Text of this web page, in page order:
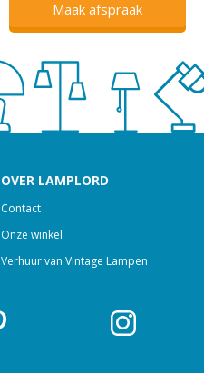
Maak afspraak
OVER LAMPLORD
Contact
Onze winkel
Verhuur van Vintage Lampen